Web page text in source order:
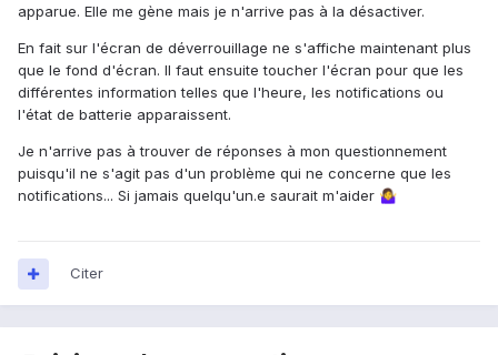
apparue. Elle me gène mais je n'arrive pas à la désactiver.
En fait sur l'écran de déverrouillage ne s'affiche maintenant plus
que le fond d'écran. Il faut ensuite toucher l'écran pour que les
différentes information telles que l'heure, les notifications ou
l'état de batterie apparaissent.
Je n'arrive pas à trouver de réponses à mon questionnement
puisqu'il ne s'agit pas d'un problème qui ne concerne que les
notifications... Si jamais quelqu'un.e saurait m'aider 🤷‍♀️
Citer